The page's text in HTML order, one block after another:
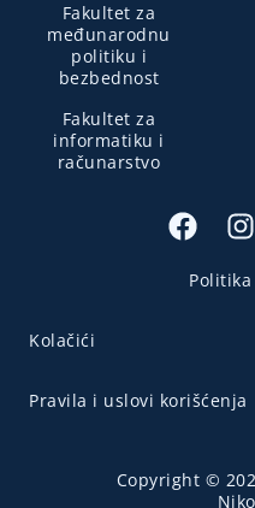
Fakultet za
međunarodnu
politiku i
bezbednost
Fakultet za
informatiku i
računarstvo
Kolačići
Pravila i uslovi korišćenja
Copyright ©